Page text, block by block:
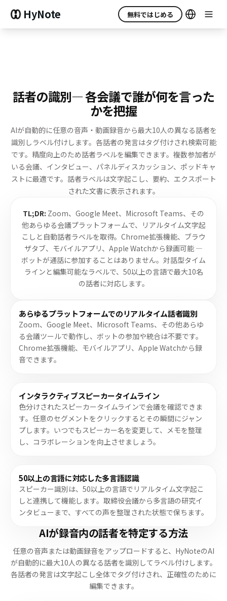
HyNote 無料ではじめる
話者の識別— 各会議で誰が何を言った
かを把握
AIが自動的に任意の音声・動画録音から最大10人の異なる話者を
識別しラベル付けします。 各話者の発言はタグ付けされ検索可能
です。精度向上のため話者ラベルを編集できます。 複数参加者が
いる会議、インタビュー、パネルディスカッション、ポッドキャ
ストに最適です。 話者ラベルは文字起こし、要約、エクスポート
された文書に表示されます。
TL;DR: Zoom、Google Meet、Microsoft Teams、その
他あらゆる会議プラットフォームで、リアルタイム文字起
こしと自動話者ラベルを取得。Chrome拡張機能、ブラウ
ザタブ、モバイルアプリ、Apple Watchから録画可能 —
ボットが通話に参加することはありません。対話型タイム
ラインと編集可能なラベルで、50以上の言語で最大10名
の話者に対応します。
あらゆるプラットフォームでのリアルタイム話者識別
Zoom、Google Meet、Microsoft Teams、その他あらゆ
る会議ツールで動作し、ボットの参加や統合は不要です。
Chrome拡張機能、モバイルアプリ、Apple Watchから録
音できます。
インタラクティブスピーカータイムライン
色分けされたスピーカータイムラインで会議を確認できま
す。任意のセグメントをクリックするとその瞬間にジャン
プします。いつでもスピーカー名を変更して、メモを整理
し、コラボレーションを向上させましょう。
50以上の言語に対応した多言語認識
スピーカー識別は、50以上の言語でリアルタイム文字起こ
しと連携して機能します。取締役会議から多言語の研究イ
ンタビューまで、すべての声を整理された状態で保ちます。
AIが録音内の話者を特定する方法
任意の音声または動画録音をアップロードすると、HyNoteのAI
が自動的に最大10人の異なる話者を識別してラベル付けします。
各話者の発言は文字起こし全体でタグ付けされ、正確性のために
編集できます。